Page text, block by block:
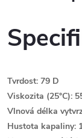
Tvrdost: 79 D
Viskozita (25°C):
Vlnová délka
Hustota kapaliny: